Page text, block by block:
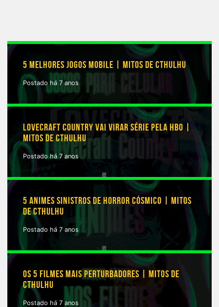
5 MELHORES JOGOS MOBILE | MITOS DE CTHULHU
Postado há 7 anos
LOVECRAFT COUNTRY VAI VIRAR SÉRIE PELA HBO |
MITOS DE CTHULHU
Postado há 7 anos
5 ANIMES SINISTROS DE HORROR CÓSMICO | MITOS
DE CTHULHU
Postado há 7 anos
OS 5 FILMES MAIS PERTURBADORES | MITOS DE
CTHULHU
Postado há 7 anos